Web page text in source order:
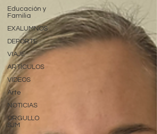
Educación y
Familia
EXALUMNOS
DEPORTE
VIAJE
ARTÍCULOS
VIDEOS
Arte
NOTICIAS
ORGULLO
SJM